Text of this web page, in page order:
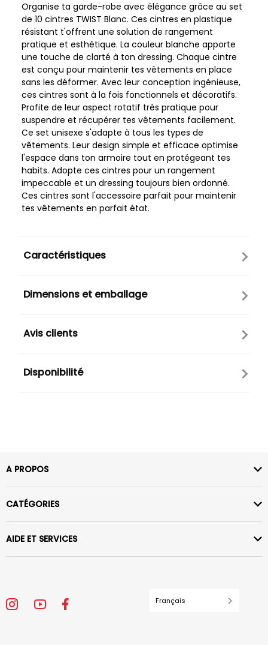
Organise ta garde-robe avec élégance grâce au set
de 10 cintres TWIST Blanc. Ces cintres en plastique
résistant t'offrent une solution de rangement
pratique et esthétique. La couleur blanche apporte
une touche de clarté à ton dressing. Chaque cintre
est conçu pour maintenir tes vêtements en place
sans les déformer. Avec leur conception ingénieuse,
ces cintres sont à la fois fonctionnels et décoratifs.
Profite de leur aspect rotatif très pratique pour
suspendre et récupérer tes vêtements facilement.
Ce set unisexe s'adapte à tous les types de
vêtements. Leur design simple et efficace optimise
l'espace dans ton armoire tout en protégeant tes
habits. Adopte ces cintres pour un rangement
impeccable et un dressing toujours bien ordonné.
Ces cintres sont l'accessoire parfait pour maintenir
tes vêtements en parfait état.
Caractéristiques
Dimensions et emballage
Avis clients
Disponibilité
A PROPOS
CATÉGORIES
AIDE ET SERVICES
Français